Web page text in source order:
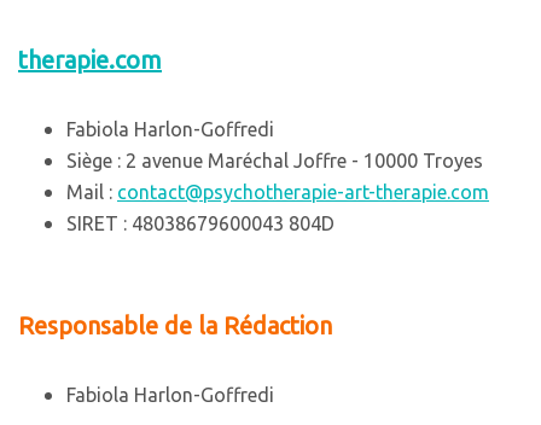
therapie.com
Fabiola Harlon-Goffredi
Siège : 2 avenue Maréchal Joffre - 10000 Troyes
Mail : contact@psychotherapie-art-therapie.com
SIRET : 48038679600043 804D
Responsable de la Rédaction
Fabiola Harlon-Goffredi